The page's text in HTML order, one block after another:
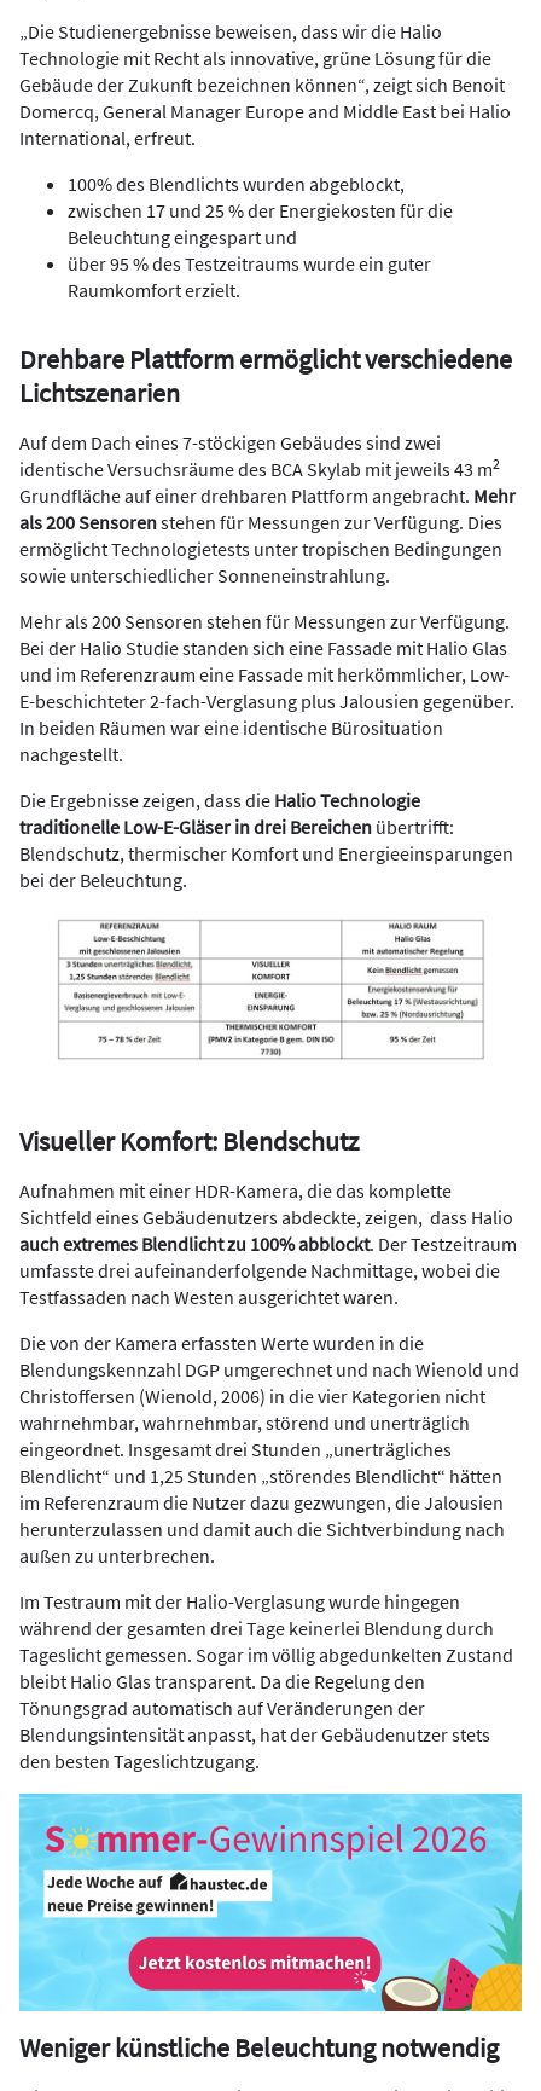
„Die Studienergebnisse beweisen, dass wir die Halio
Technologie mit Recht als innovative, grüne Lösung für die
Gebäude der Zukunft bezeichnen können“, zeigt sich Benoit
Domercq, General Manager Europe and Middle East bei Halio
International, erfreut.
100% des Blendlichts wurden abgeblockt,
zwischen 17 und 25 % der Energiekosten für die
Beleuchtung eingespart und
über 95 % des Testzeitraums wurde ein guter
Raumkomfort erzielt.
Drehbare Plattform ermöglicht verschiedene
Lichtszenarien
Auf dem Dach eines 7-stöckigen Gebäudes sind zwei
identische Versuchsräume des BCA Skylab mit jeweils 43 m2
Grundfläche auf einer drehbaren Plattform angebracht. Mehr
als 200 Sensorenstehen für Messungen zur Verfügung. Dies
ermöglicht Technologietests unter tropischen Bedingungen
sowie unterschiedlicher Sonneneinstrahlung.
Mehr als 200 Sensoren stehen für Messungen zur Verfügung.
Bei der Halio Studie standen sich eine Fassade mit Halio Glas
und im Referenzraum eine Fassade mit herkömmlicher, Low-
E-beschichteter 2-fach-Verglasung plus Jalousien gegenüber.
In beiden Räumen war eine identische Bürosituation
nachgestellt.
Die Ergebnisse zeigen, dass die Halio Technologie
traditionelle Low-E-Gläser in drei Bereichen übertrifft:
Blendschutz, thermischer Komfort und Energieeinsparungen
bei der Beleuchtung.
Visueller Komfort: Blendschutz
Aufnahmen mit einer HDR-Kamera, die das komplette
Sichtfeld eines Gebäudenutzers abdeckte, zeigen, dass Halio
auch extremes Blendlicht zu 100% abblockt. Der Testzeitraum
umfasste drei aufeinanderfolgende Nachmittage, wobei die
Testfassaden nach Westen ausgerichtet waren.
Die von der Kamera erfassten Werte wurden in die
Blendungskennzahl DGP umgerechnet und nach Wienold und
Christoffersen (Wienold, 2006) in die vier Kategorien nicht
wahrnehmbar, wahrnehmbar, störend und unerträglich
eingeordnet. Insgesamt drei Stunden „unerträgliches
Blendlicht“ und 1,25 Stunden „störendes Blendlicht“ hätten
im Referenzraum die Nutzer dazu gezwungen, die Jalousien
herunterzulassen und damit auch die Sichtverbindung nach
außen zu unterbrechen.
Im Testraum mit der Halio-Verglasung wurde hingegen
während der gesamten drei Tage keinerlei Blendung durch
Tageslicht gemessen. Sogar im völlig abgedunkelten Zustand
bleibt Halio Glas transparent. Da die Regelung den
Tönungsgrad automatisch auf Veränderungen der
Blendungsintensität anpasst, hat der Gebäudenutzer stets
den besten Tageslichtzugang.
Weniger künstliche Beleuchtung notwendig